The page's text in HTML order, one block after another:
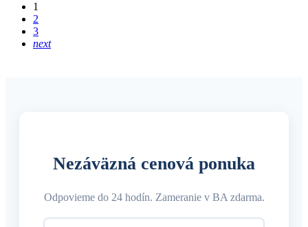
1
2
3
next
Nezáväzná cenová ponuka
Odpovieme do 24 hodín. Zameranie v BA zdarma.